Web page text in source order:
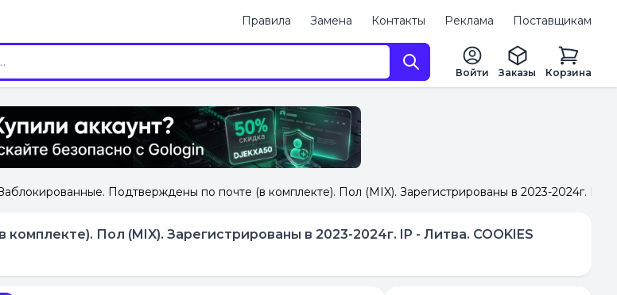
Правила Замена Контакты Реклама Поставщикам
Войти Заказы Корзина
Подтверждены по почте (в комплекте). Пол (MIX). Зарегистрированы в 2023-2024г. IP -
Пол (MIX). Зарегистрированы в 2023-2024г. IP - Литва. COOKIES